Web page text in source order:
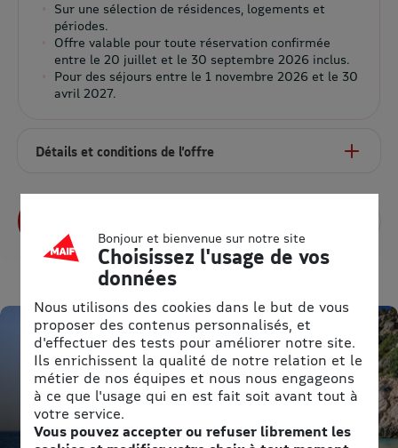
Sur une sélection de résidences, logements et
périodes.
Offre valable pour toute réservation confirmée
entre le 20 juillet et le 30 septembre 2026 inclus.
Pour des séjours entre le 1 novembre 2026 et le 30
avril 2027.
Détails et conditions de l’offre
Bonjour et bienvenue sur notre site
Choisissez l'usage de vos
données
Nous utilisons des cookies dans le but de vous
proposer des contenus personnalisés, et
d'effectuer des tests pour améliorer notre site.
Ils enrichissent la qualité de notre relation et le
métier de nos équipes et nous nous engageons
à ce que l'usage qui en est fait soit avant tout à
votre service.
Vous pouvez accepter ou refuser librement les